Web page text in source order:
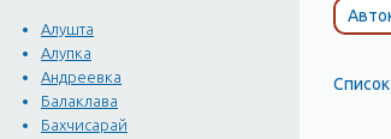
Алушта
Алупка
Андреевка
Балаклава
Бахчисарай